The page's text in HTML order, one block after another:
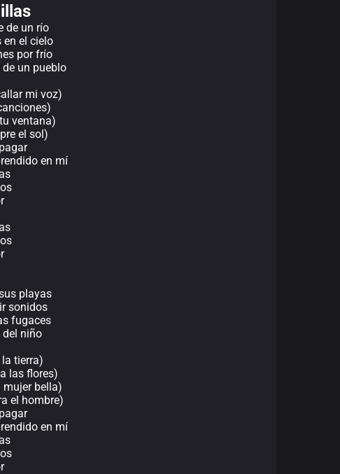
de un río
en el cielo
por frío
un pueblo
mi voz)
ventana)
el sol)
en mí
playas
sonidos
fugaces
del niño
tierra)
las flores)
mujer bella)
el hombre)
en mí